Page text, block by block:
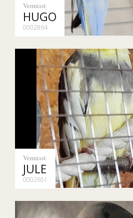
Vermisst
HUGO
0002864
Vermisst
JULE
0002651